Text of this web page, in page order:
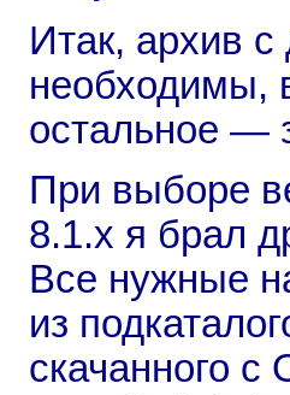
Итак, архив
необходимы,
остальное —
При выборе
8.1.x я брал
Все нужные
из
скачанного